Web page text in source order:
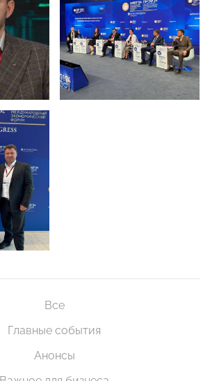
Все
Главные события
Анонсы